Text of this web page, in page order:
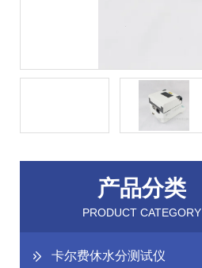
产品分类
PRODUCT CATEGORY
卡尔费休水分测试仪